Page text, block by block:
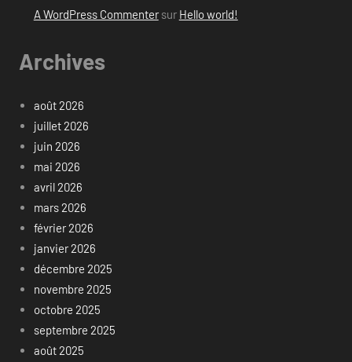
A WordPress Commentersur Hello world!
Archives
août 2026
juillet 2026
juin 2026
mai 2026
avril 2026
mars 2026
février 2026
janvier 2026
décembre 2025
novembre 2025
octobre 2025
septembre 2025
août 2025